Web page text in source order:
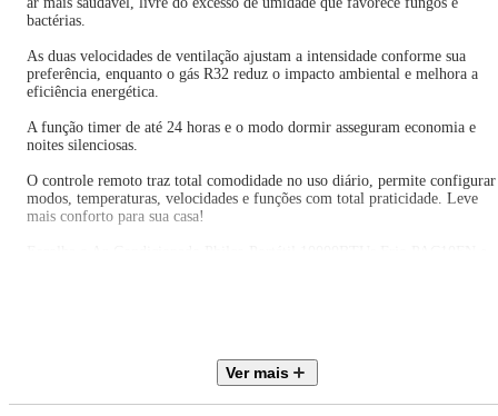
bactérias.
As duas velocidades de ventilação ajustam a intensidade conforme sua
preferência, enquanto o gás R32 reduz o impacto ambiental e melhora a
eficiência energética.
A função timer de até 24 horas e o modo dormir asseguram economia e
noites silenciosas.
O controle remoto traz total comodidade no uso diário, permite configurar
modos, temperaturas, velocidades e funções com total praticidade. Leve
mais conforto para sua casa!
Ver mais